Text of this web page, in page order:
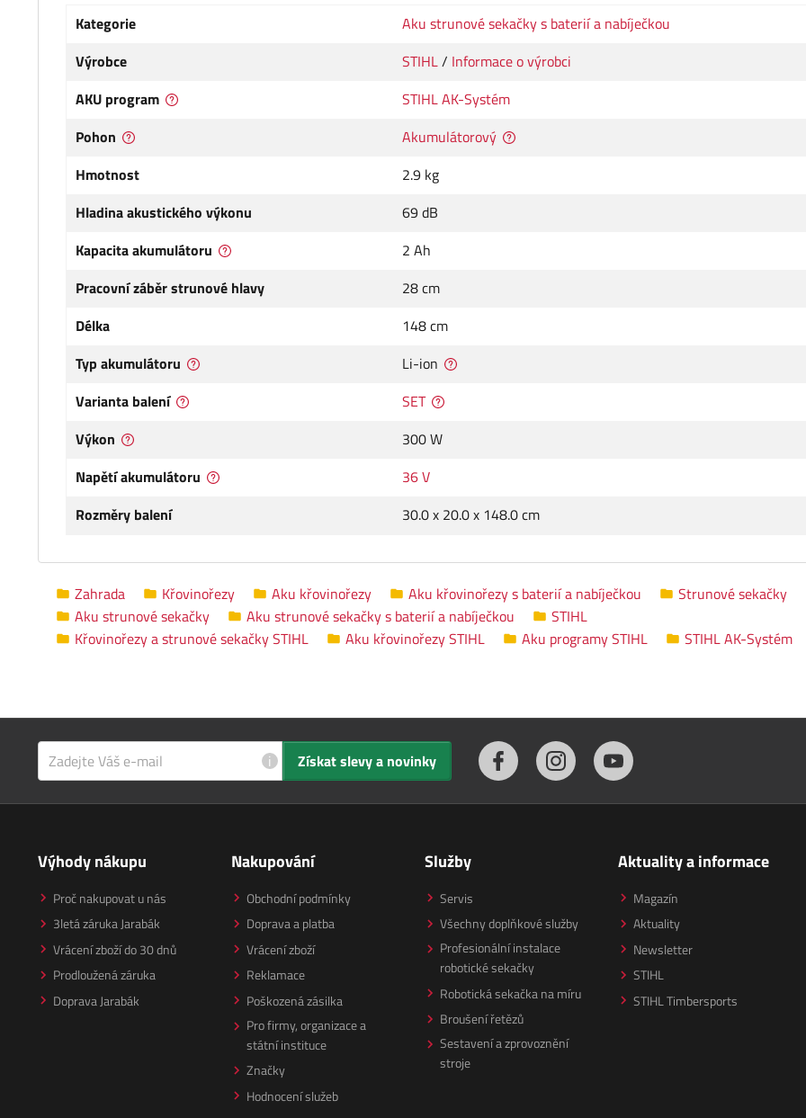
Kategorie
Aku strunové sekačky s baterií a nabíječkou
Výrobce
STIHL/ Informace o výrobci
AKU program
STIHL AK-Systém
Pohon
Akumulátorový
Hmotnost
2.9 kg
Hladina akustického výkonu
69 dB
Kapacita akumulátoru
2 Ah
Pracovní záběr strunové hlavy
28 cm
Délka
148 cm
Typ akumulátoru
Li-ion
Varianta balení
SET
Výkon
300 W
Napětí akumulátoru
36 V
Rozměry balení
30.0 x 20.0 x 148.0 cm
Zahrada Křovinořezy Aku křovinořezy Aku křovinořezy s baterií a nabíječkou
Strunové sekačky
Aku strunové sekačky
Aku strunové sekačky s baterií a nabíječkou
STIHL
Křovinořezy a strunové sekačky STIHL
Aku křovinořezy STIHL Aku programy STIHL STIHL AK-Systém
i Získat slevy a novinky
Výhody nákupu
Proč nakupovat u nás
3letá záruka Jarabák
Vrácení zboží do 30 dnů
Prodloužená záruka
Doprava Jarabák
Nakupování
Obchodní podmínky
Doprava a platba
Vrácení zboží
Reklamace
Poškozená zásilka
Pro firmy, organizace a
státní instituce
Značky
Hodnocení služeb
Služby
Servis
Všechny doplňkové služby
Profesionální instalace
robotické sekačky
Robotická sekačka na míru
Broušení řetězů
Sestavení a zprovoznění
stroje
Aktuality a informace
Magazín
Aktuality
Newsletter
STIHL
STIHL Timbersports